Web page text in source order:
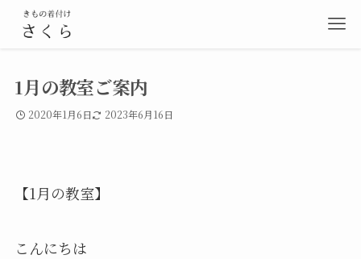
1月の教室ご案内
2020年1月6日 2023年6月16日
【1月の教室】
こんにちは